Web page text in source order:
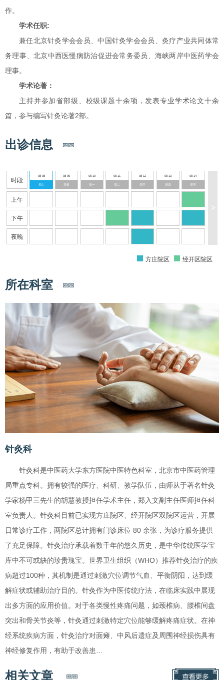
作。
学术任职:
兼任北京针灸学会会员、中国针灸学会会员、灸疗产业共同体常
务理事、北京中西医慢病防治促进会常务委员、海峡两岸中医药学会
理事。
学术论著：
主持并参加省部级、校级课题十余项，发表专业学术论文十余
篇，参与编写针灸论著2部。
出诊信息
时段
上午
下午
夜晚
08-08
周六
08-09
周日
08-10
周一
08-11 08-12
周三
08-13
周四
08-14
周五
>
方庄院区 经开区院区
所在科室
针灸科
针灸科是中医药大学东方医院中医特色科室，北京市中医药管理
局重点专科。拥有较强的医疗、科研、教学队伍，由师从于著名针灸
学家杨甲三先生的胡慧教授担任学术主任，郑入文副主任医师担任科
室负责人。针灸科目前已实现方庄院区、经开院区双院区运营，开展
日常诊疗工作，两院区总计拥有门诊床位 80 余张，为诊疗服务提供
了充足保障。针灸治疗承载着数千年的悠久历史，是中华传统医学宝
库中不可或缺的珍贵瑰宝。世界卫生组织（WHO）推荐针灸治疗的疾
病超过100种，其机制是通过刺激穴位调节气血、平衡阴阳，达到缓
解症状或辅助治疗目的。针灸作为中医传统疗法，在临床实践中展现
出多方面的应用价值。对于各类慢性疼痛问题，如颈椎病、腰椎间盘
突出和骨关节炎等，针灸通过刺激特定穴位能够缓解疼痛症状。在神
经系统疾病方面，针灸治疗对面瘫、中风后遗症及周围神经损伤具有
神经修复作用，有助于改善患…
相关文章